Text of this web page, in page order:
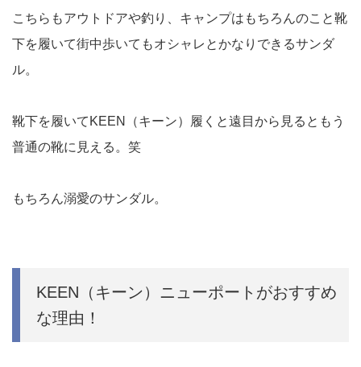
こちらもアウトドアや釣り、キャンプはもちろんのこと靴
下を履いて街中歩いてもオシャレとかなりできるサンダ
ル。
靴下を履いてKEEN（キーン）履くと遠目から見るともう
普通の靴に見える。笑
もちろん溺愛のサンダル。
KEEN（キーン）ニューポートがおすすめ
な理由！